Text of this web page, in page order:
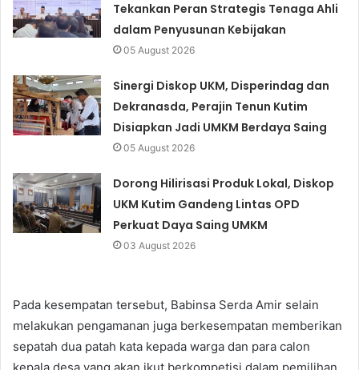
Tekankan Peran Strategis Tenaga Ahli
dalam Penyusunan Kebijakan
05 August 2026
Sinergi Diskop UKM, Disperindag dan
Dekranasda, Perajin Tenun Kutim
Disiapkan Jadi UMKM Berdaya Saing
05 August 2026
Dorong Hilirisasi Produk Lokal, Diskop
UKM Kutim Gandeng Lintas OPD
Perkuat Daya Saing UMKM
03 August 2026
Pada kesempatan tersebut, Babinsa Serda Amir selain
melakukan pengamanan juga berkesempatan memberikan
sepatah dua patah kata kepada warga dan para calon